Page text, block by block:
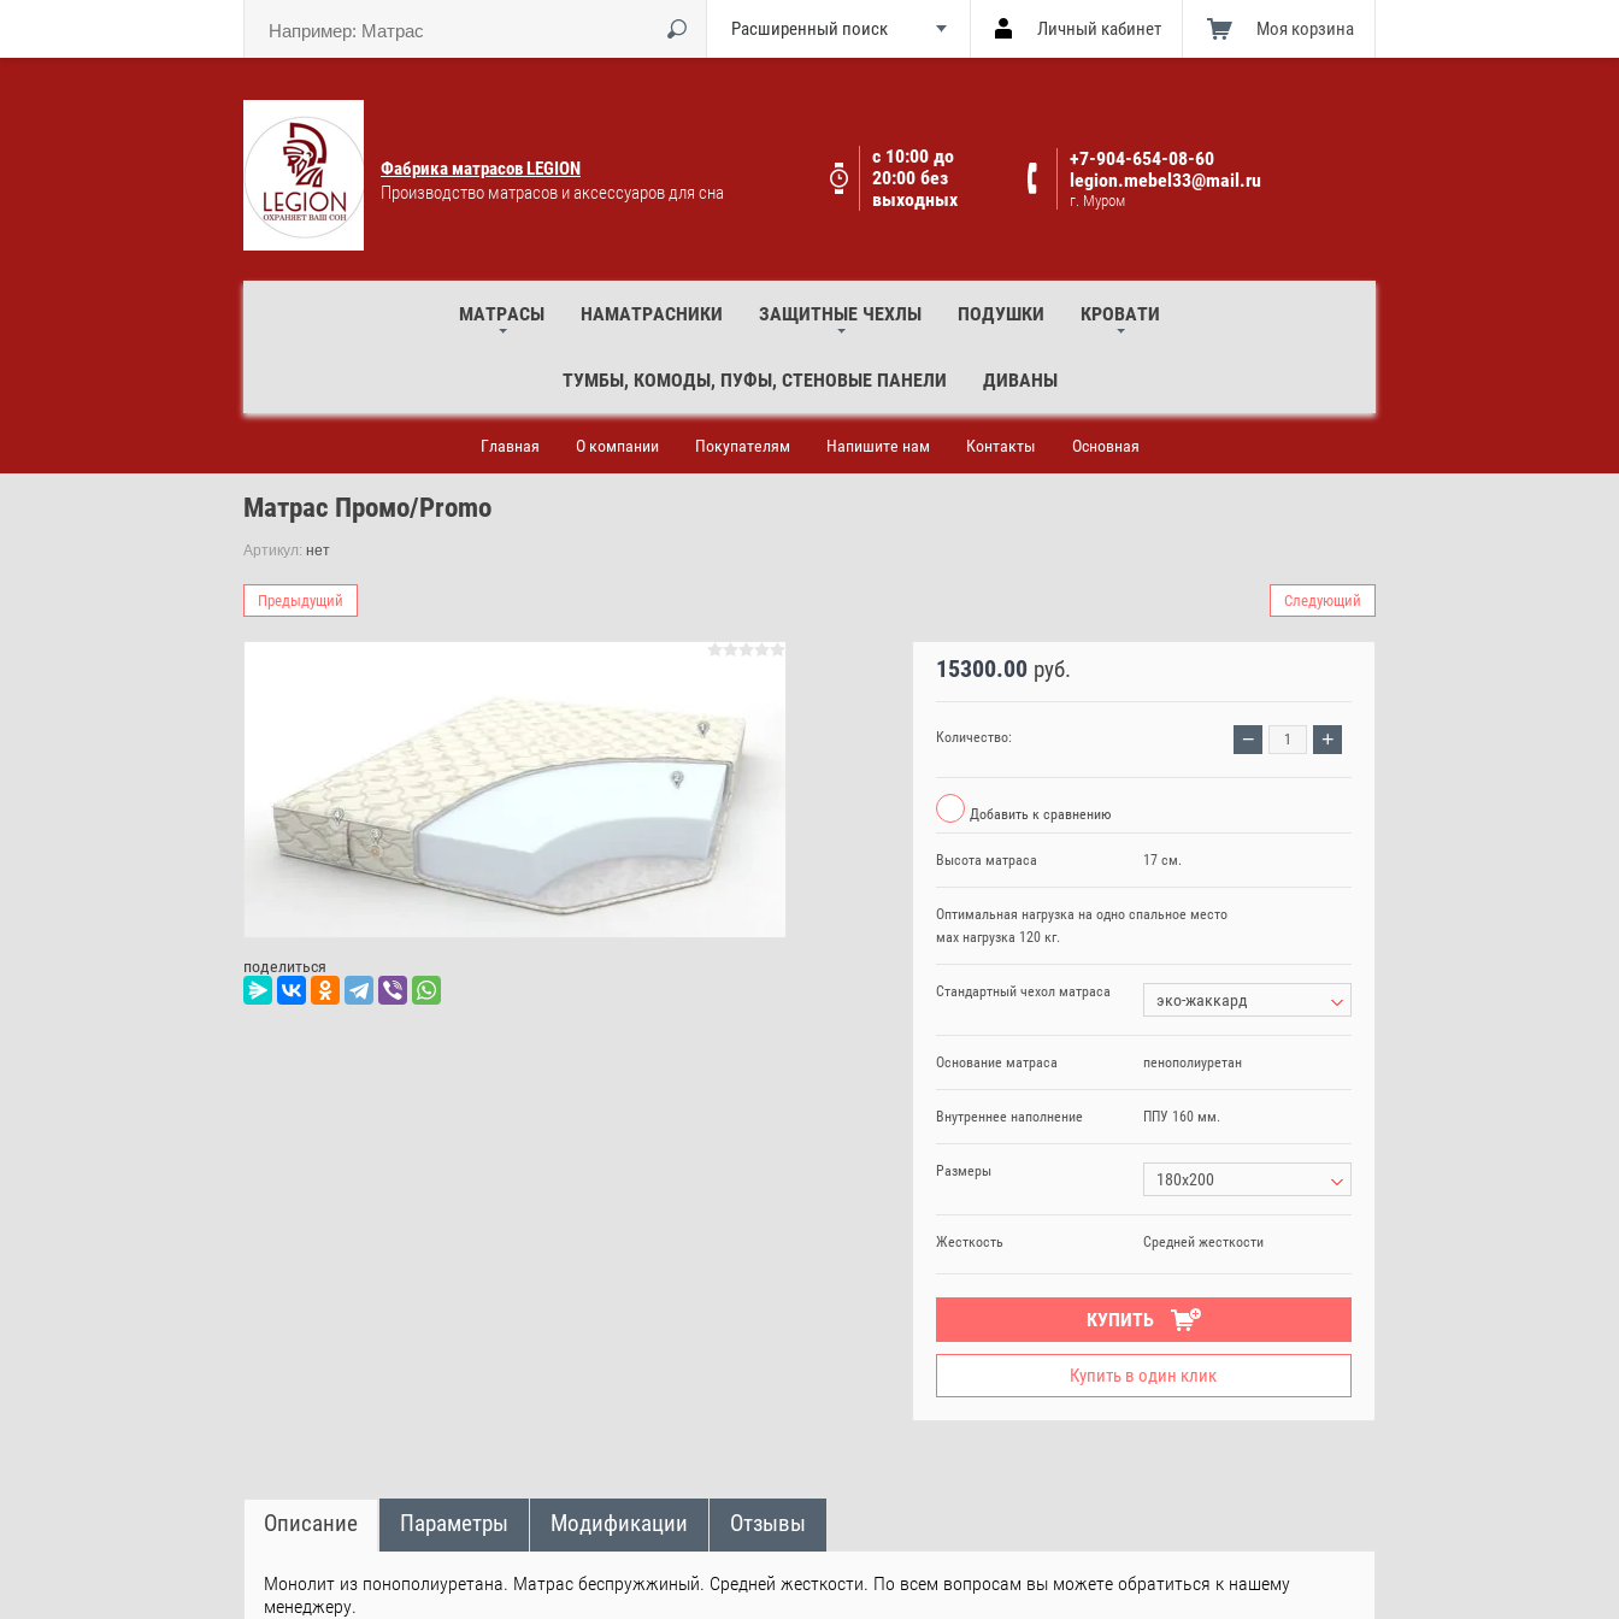
Личный кабинет Моя корзина
Расширенный поиск
Фабрика матрасов LEGION
Производство матрасов и аксессуаров для сна
с 10:00 до
20:00 без
выходных
+7-904-654-08-60
legion.mebel33@mail.ru
г. Муром
МАТРАСЫ НАМАТРАСНИКИ ЗАЩИТНЫЕ ЧЕХЛЫ ПОДУШКИ КРОВАТИ
ТУМБЫ, КОМОДЫ, ПУФЫ, СТЕНОВЫЕ ПАНЕЛИ ДИВАНЫ
Главная О компании Покупателям Напишите нам Контакты Основная
Матрас Промо/Promo
Артикул: нет
Предыдущий Следующий
15300.00 руб.
Количество: − +
Добавить к сравнению
Высота матраса 17 см.
Оптимальная нагрузка на одно спальное место
мах нагрузка 120 кг.
Стандартный чехол матраса эко-жаккард
Основание матраса пенополиуретан
Внутреннее наполнение ППУ 160 мм.
Размеры 180х200
Жесткость Средней жесткости
КУПИТЬ
Купить в один клик
поделиться
Описание Параметры Модификации Отзывы
Монолит из понополиуретана. Матрас беспружжиный. Средней жесткости. По всем вопросам вы можете обратиться к нашему
менеджеру.